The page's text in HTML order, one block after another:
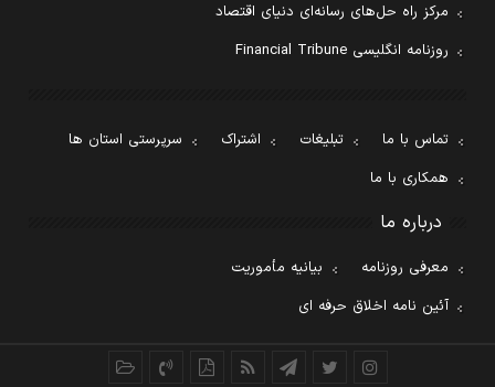
مرکز راه حل‌های رسانه‌ای دنیای اقتصاد
روزنامه انگلیسی Financial Tribune
تماس با ما تبلیغات اشتراک
سرپرستی استان ها
همکاری با ما
درباره ما
معرفی روزنامه
بیانیه مأموریت
آئین نامه اخلاق حرفه ای